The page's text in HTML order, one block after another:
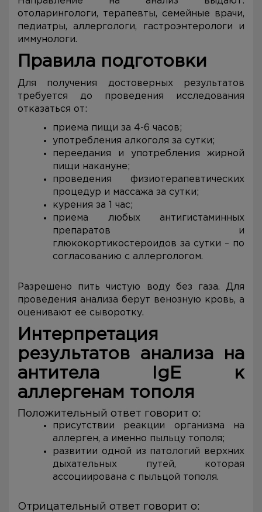
отоларингологи, терапевты, семейные врачи,
педиатры, аллергологи, гастроэнтерологи и
иммунологи.
Правила подготовки
Для получения достоверных результатов
требуется до проведения исследования
отказаться от:
приема пищи за 4-6 часов;
употребления алкоголя за сутки;
переедания и употребления жирной
пищи накануне;
проведения физиотерапевтических
процедур и массажа за сутки;
курения за 1 час;
приема любых антигистаминных
препаратов и
глюкокортикостероидов за сутки – по
согласованию с аллергологом.
Разрешено пить чистую воду без газа. Для
проведения анализа берут венозную кровь, а
оценивают ее сыворотку.
Интерпретация
результатов анализа на
антитела IgE к
аллергенам тополя
Положительный ответ говорит о:
присутствии реакции организма на
аллерген, а именно пыльцу тополя;
развитии одной из патологий верхних
дыхательных путей, которая
ассоциирована с пыльцой тополя.
Отрицательный ответ говорит о: